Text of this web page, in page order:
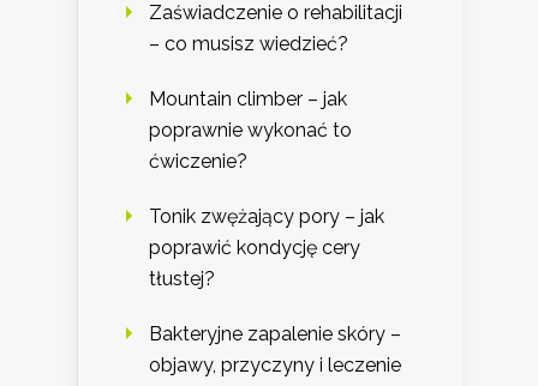
Zaświadczenie o rehabilitacji
– co musisz wiedzieć?
Mountain climber – jak
poprawnie wykonać to
ćwiczenie?
Tonik zwężający pory – jak
poprawić kondycję cery
tłustej?
Bakteryjne zapalenie skóry –
objawy, przyczyny i leczenie